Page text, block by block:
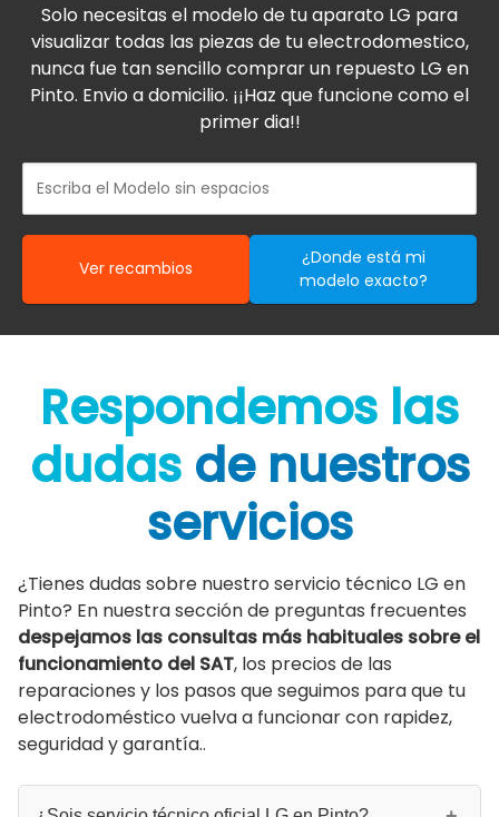
Solo necesitas el modelo de tu aparato LG para
visualizar todas las piezas de tu electrodomestico,
nunca fue tan sencillo comprar un repuesto LG en
Pinto. Envio a domicilio. ¡¡Haz que funcione como el
primer dia!!
Ver recambios
¿Donde está mi
modelo exacto?
Respondemos las
dudas de nuestros
servicios
¿Tienes dudas sobre nuestro servicio técnico LG en
Pinto? En nuestra sección de preguntas frecuentes
despejamos las consultas más habituales sobre el
funcionamiento del SAT, los precios de las
reparaciones y los pasos que seguimos para que tu
electrodoméstico vuelva a funcionar con rapidez,
seguridad y garantía..